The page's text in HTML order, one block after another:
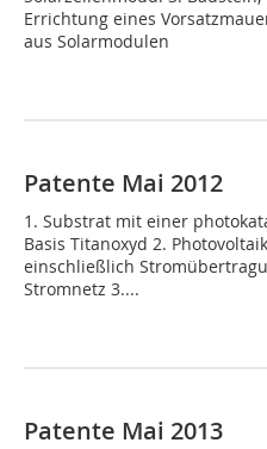
Errichtung eines
aus Solarmodulen
Patente Mai 2012
1. Substrat mit einer
Basis Titanoxyd 2.
einschließlich
Stromnetz 3....
Patente Mai 2013